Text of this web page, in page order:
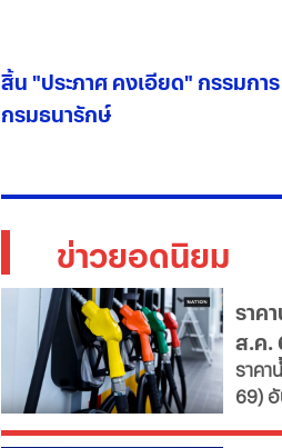
สิ้น "ประภาศ คงเอียด" กรรมก
กรมธนารักษ์
ข่าวยอดนิยม
ราค
ส.ค.
น้ำมั
ใหญ่
ราคา
69)